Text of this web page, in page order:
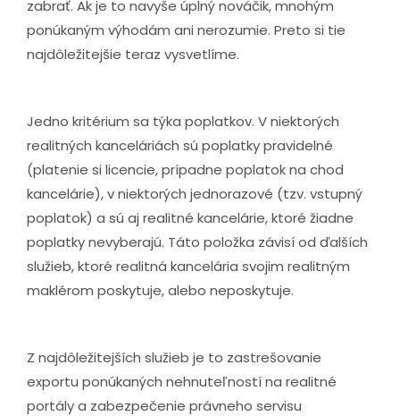
zabrať. Ak je to navyše úplný nováčik, mnohým
ponúkaným výhodám ani nerozumie. Preto si tie
najdôležitejšie teraz vysvetlíme.
Jedno kritérium sa týka poplatkov. V niektorých
realitných kanceláriách sú poplatky pravidelné
(platenie si licencie, prípadne poplatok na chod
kancelárie), v niektorých jednorazové (tzv. vstupný
poplatok) a sú aj realitné kancelárie, ktoré žiadne
poplatky nevyberajú. Táto položka závisí od ďalších
služieb, ktoré realitná kancelária svojim realitným
maklérom poskytuje, alebo neposkytuje.
Z najdôležitejších služieb je to zastrešovanie
exportu ponúkaných nehnuteľností na realitné
portály a zabezpečenie právneho servisu